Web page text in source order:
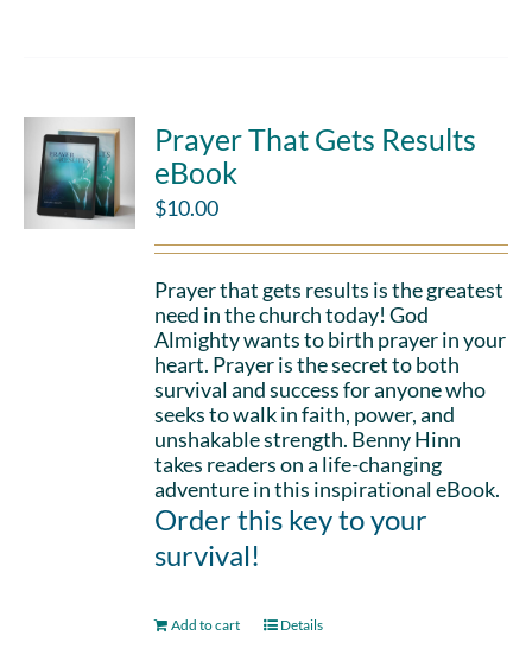
Prayer That Gets Results
eBook
$10.00
Prayer that gets results is the greatest
need in the church today! God
Almighty wants to birth prayer in your
heart. Prayer is the secret to both
survival and success for anyone who
seeks to walk in faith, power, and
unshakable strength. Benny Hinn
takes readers on a life-changing
adventure in this inspirational eBook.
Order this key to your
survival!
Add to cart Details